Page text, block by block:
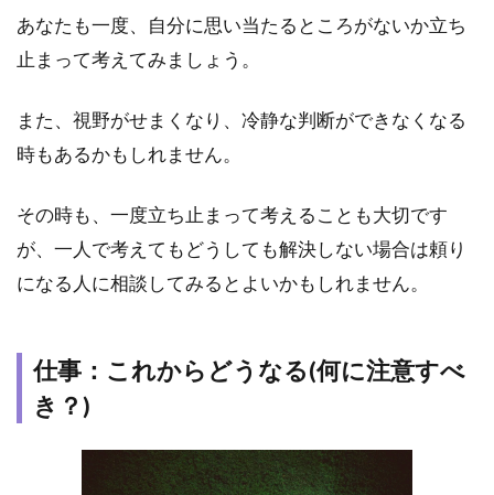
あなたも一度、自分に思い当たるところがないか立ち
止まって考えてみましょう。
また、視野がせまくなり、冷静な判断ができなくなる
時もあるかもしれません。
その時も、一度立ち止まって考えることも大切です
が、一人で考えてもどうしても解決しない場合は頼り
になる人に相談してみるとよいかもしれません。
仕事：これからどうなる(何に注意すべ
き？)